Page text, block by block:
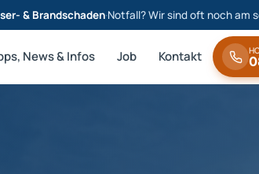
& Brandschaden·Notfall? Wir sind oft noch am
News & Infos Job Kontakt